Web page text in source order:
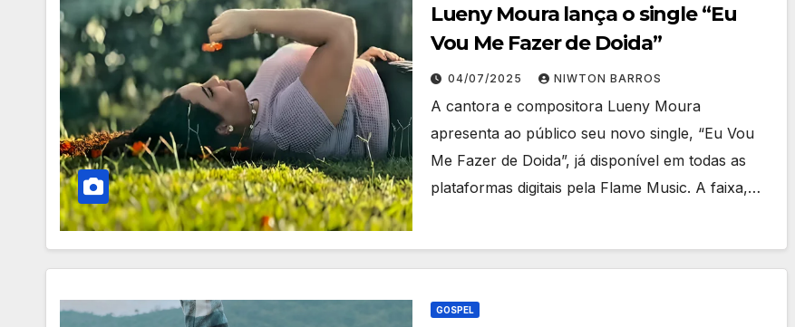
Lueny Moura lança o single “Eu
Vou Me Fazer de Doida”
04/07/2025 NIWTON BARROS
A cantora e compositora Lueny Moura
apresenta ao público seu novo single, “Eu Vou
Me Fazer de Doida”, já disponível em todas as
plataformas digitais pela Flame Music. A faixa,…
GOSPEL